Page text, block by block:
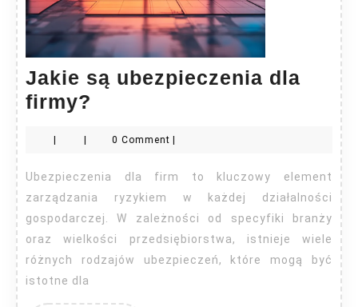
Jakie są ubezpieczenia dla
firmy?
ubezpieczenia
dla
firmy?
| | 0 Comment |
Ubezpieczenia dla firm to kluczowy element
zarządzania ryzykiem w każdej działalności
gospodarczej. W zależności od specyfiki branży
oraz wielkości przedsiębiorstwa, istnieje wiele
różnych rodzajów ubezpieczeń, które mogą być
istotne dla